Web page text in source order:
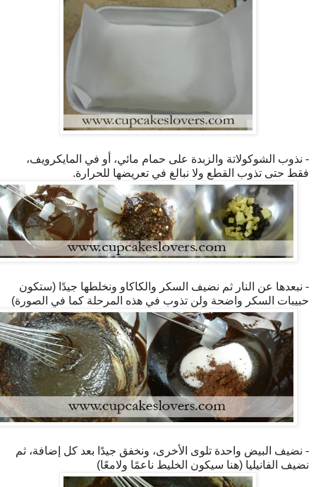
- نذوب الشوكولاتة والزبدة على حمام مائي، أو في المايكرويف،
فقط حتى تذوب القطع ولا نبالغ في تعريضها للحرارة.
- نبعدها عن النار ثم نضيف السكر والكاكاو ونخلطها جيدًا (ستكون
حبيبات السكر واضحة ولن تذوب في هذه المرحلة كما في الصورة)
- نضيف البيض واحدة تلوى الأخرى، ونخفق جيدًا بعد كل إضافة، ثم
نضيف الفانيليا (هنا سيكون الخليط ناعمًا ولامعًا)